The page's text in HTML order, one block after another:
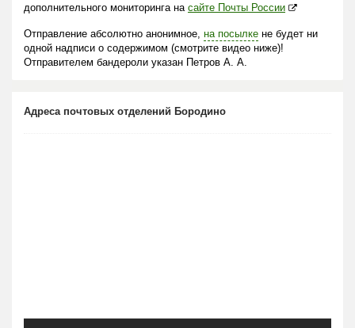
дополнительного мониторинга на сайте Почты России
Отправление абсолютно анонимное, на посылке не будет ни
одной надписи о содержимом (смотрите видео ниже)!
Отправителем бандероли указан Петров А. А.
Адреса почтовых отделений Бородино